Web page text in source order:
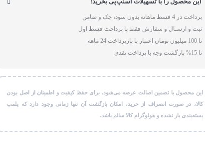
پرداخت در 4 قسط ماهانه بدون سود، چک و ضامن
ثبت و ارسـال و سفارش فقط با پرداخت قسط اول
تا 100 میلیون تومان اعتبار با بازپرداخت 24 ماهه
تا 15% بازگشت وجه با پرداخت نقدی
این محصول با تضمین اصالت عرضه می‌شود. برای حفظ کیفیت و اطمینان از اصل بودن
کالا، در صورت انصراف از خرید، امکان بازگشت آن تنها زمانی وجود دارد که پلمپ
بسته‌بندی باز نشده و هولوگرام کالا سالم باشد.